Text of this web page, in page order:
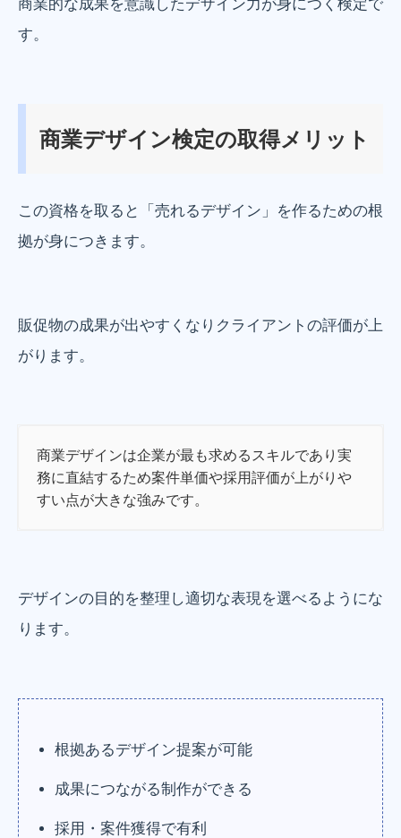
商業的な成果を意識したデザイン力が身につく検定で
す。
商業デザイン検定の取得メリット
この資格を取ると「売れるデザイン」を作るための根
拠が身につきます。
販促物の成果が出やすくなりクライアントの評価が上
がります。
商業デザインは企業が最も求めるスキルであり実
務に直結するため案件単価や採用評価が上がりや
すい点が大きな強みです。
デザインの目的を整理し適切な表現を選べるようにな
ります。
根拠あるデザイン提案が可能
成果につながる制作ができる
採用・案件獲得で有利